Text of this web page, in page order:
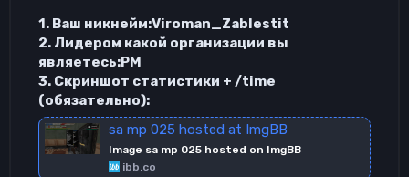
1. Ваш никнейм:Viroman_Zablestit
2. Лидером какой организации вы
являетесь:РМ
3. Скриншот статистики + /time
(обязательно):
sa mp 025 hosted at ImgBB
Image sa mp 025 hosted on ImgBB
ibb.co